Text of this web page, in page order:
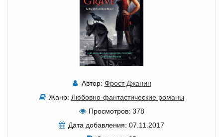
Автор: Фрост Джанин
Жанр: Любовно-фантастические романы
Просмотров: 378
Дата добавления: 07.11.2017